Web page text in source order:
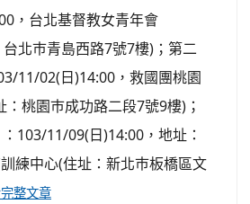
，台北基督教女青年會
台北巿青島西路7號7樓)；第二
11/02(日)14:00，救國團桃園
桃園巿成功路二段7號9樓)；
103/11/09(日)14:00，地址：
練中心(住址：新北巿板橋區文
整文章